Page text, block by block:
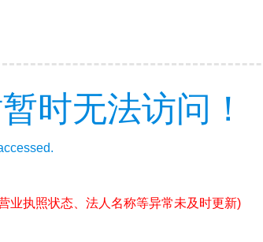
时无法访问！
业执照状态、法人名称等异常未及时更新)